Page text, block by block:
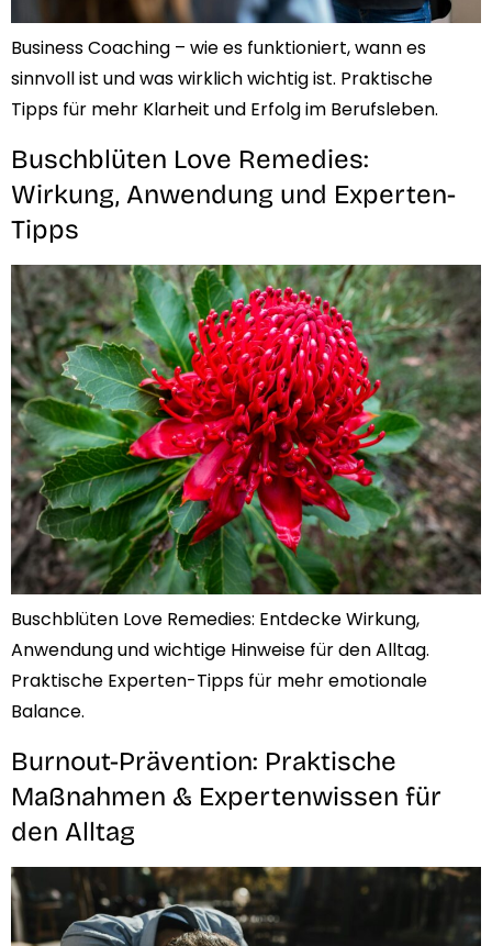
Business Coaching – wie es funktioniert, wann es
sinnvoll ist und was wirklich wichtig ist. Praktische
Tipps für mehr Klarheit und Erfolg im Berufsleben.
Buschblüten Love Remedies:
Wirkung, Anwendung und Experten-
Tipps
Buschblüten Love Remedies: Entdecke Wirkung,
Anwendung und wichtige Hinweise für den Alltag.
Praktische Experten-Tipps für mehr emotionale
Balance.
Burnout-Prävention: Praktische
Maßnahmen & Expertenwissen für
den Alltag